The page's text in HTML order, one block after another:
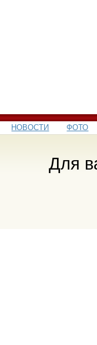
НОВОСТИ ФОТО
Для